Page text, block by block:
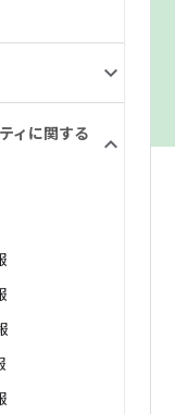
ィに関する